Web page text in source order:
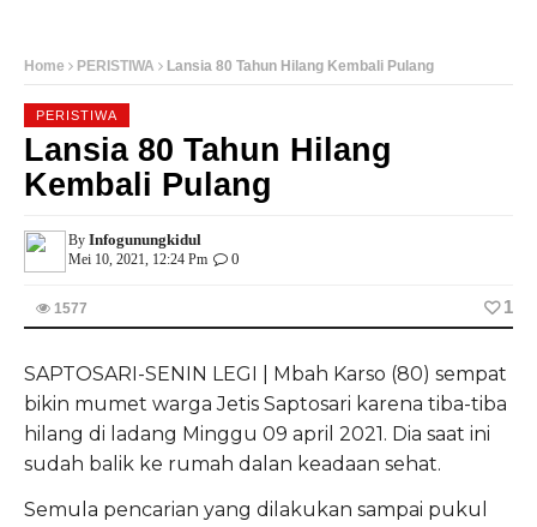
Home PERISTIWA Lansia 80 Tahun Hilang Kembali Pulang
PERISTIWA
Lansia 80 Tahun Hilang
Kembali Pulang
By Infogunungkidul
Mei 10, 2021, 12:24 Pm 0
1577 1
SAPTOSARI-SENIN LEGI | Mbah Karso (80) sempat
bikin mumet warga Jetis Saptosari karena tiba-tiba
hilang di ladang Minggu 09 april 2021. Dia saat ini
sudah balik ke rumah dalan keadaan sehat.
Semula pencarian yang dilakukan sampai pukul